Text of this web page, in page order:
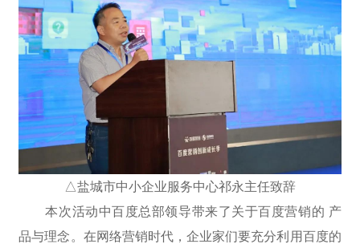
△盐城市中小企业服务中心祁永主任致辞
本次活动中百度总部领导带来了关于百度营销的 产
品与理念。在网络营销时代，企业家们要充分利用百度的